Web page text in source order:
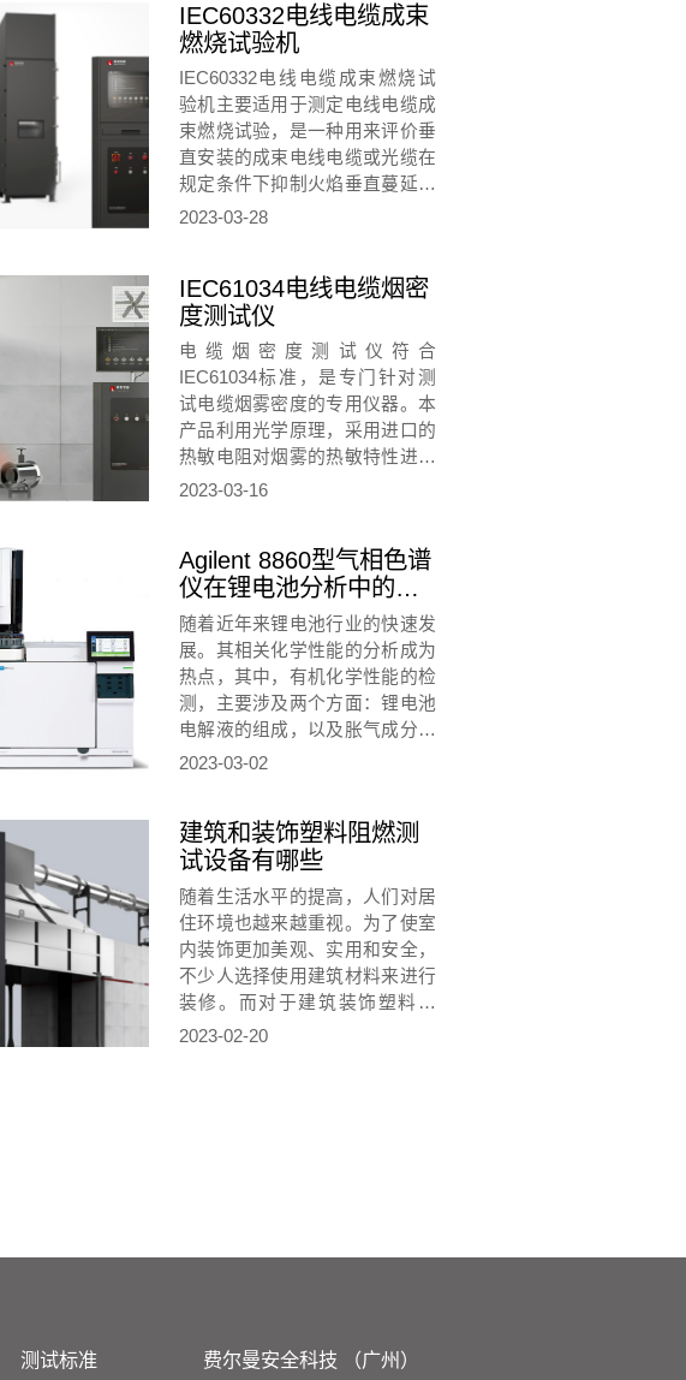
IEC60332电线电缆成束
燃烧试验机
IEC60332电线电缆成束燃烧试
验机主要适用于测定电线电缆成
束燃烧试验，是一种用来评价垂
直安装的成束电线电缆或光缆在
规定条件下抑制火焰垂直蔓延能
力的试验设备，主要应用于电力
验。
2023-03-28
IEC61034电线电缆烟密
度测试仪
电缆烟密度测试仪符合
IEC61034标准，是专门针对测
试电缆烟雾密度的专用仪器。本
产品利用光学原理，采用进口的
热敏电阻对烟雾的热敏特性进行
精确测量，是测试电缆烟度的理
2023-03-16
Agilent 8860型气相色谱
仪在锂电池分析中的应
用方案
随着近年来锂电池行业的快速发
展。其相关化学性能的分析成为
热点，其中，有机化学性能的检
测，主要涉及两个方面：锂电池
电解液的组成，以及胀气成分分
析
2023-03-02
建筑和装饰塑料阻燃测
试设备有哪些
随着生活水平的提高，人们对居
住环境也越来越重视。为了使室
内装饰更加美观、实用和安全，
不少人选择使用建筑材料来进行
装修。而对于建筑装饰塑料而
言，阻燃测试是必不可少的安全
2023-02-20
测试标准 费尔曼安全科技 （广州）